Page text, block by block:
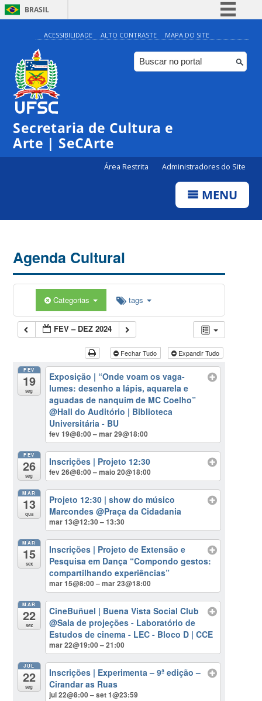
BRASIL
Simplifique!
Comunica BR
Participe
ACESSIBILIDADE ALTO CONTRASTE MAPA DO SITE
Secretaria de Cultura e
Arte | SeCArte
Área Restrita Administradores do Site
MENU
Agenda Cultural
Categorias tags
FEV – DEZ 2024
Fechar Tudo Expandir Tudo
FEV
19
seg
Exposição | “Onde voam os vaga-
lumes: desenho a lápis, aquarela e
aguadas de nanquim de MC Coelho”
@Hall do Auditório | Biblioteca
Universitária - BU
fev 19@8:00 – mar 29@18:00
FEV
26
seg
Inscrições | Projeto 12:30
fev 26@8:00 – maio 20@18:00
MAR
13
qua
Projeto 12:30 | show do músico
Marcondes@Praça da Cidadania
mar 13@12:30 – 13:30
MAR
15
sex
Inscrições | Projeto de Extensão e
Pesquisa em Dança “Compondo gestos:
compartilhando experiências”
mar 15@8:00 – mar 23@18:00
MAR
22
sex
CineBuñuel | Buena Vista Social Club
@Sala de projeções - Laboratório de
Estudos de cinema - LEC - Bloco D | CCE
mar 22@19:00 – 21:00
JUL
22
seg
Inscrições | Experimenta – 9ª edição –
Cirandar as Ruas
jul 22@8:00 – set 1@23:59